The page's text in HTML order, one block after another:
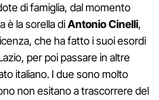
di famiglia, dal momento
è la sorella diAntonio Cinelli,
che ha fatto i suoi esordi
per poi passare in altre
italiano. I due sono molto
non esitano a trascorrere del